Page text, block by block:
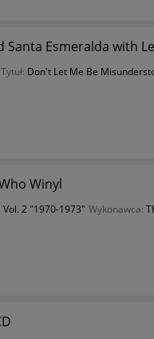
Esmeralda with
Tytuł: Don't Let Me Be
Winyl
Vol. 2 "1970-1973" Wykonawca: